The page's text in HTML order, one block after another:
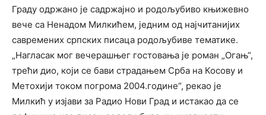
Граду одржано је садржајно и родољубиво књижевно
вече са Ненадом Милкићем, једним од најчитанијих
савремених српских писаца родољубиве тематике.
„Нагласак мог вечерашњег гостовања је роман „Огањ“,
трећи дио, који се бави страдањем Срба на Косову и
Метохији током погрома 2004.године“, рекао је
Милкић у изјави за Радио Нови Град и истакао да се